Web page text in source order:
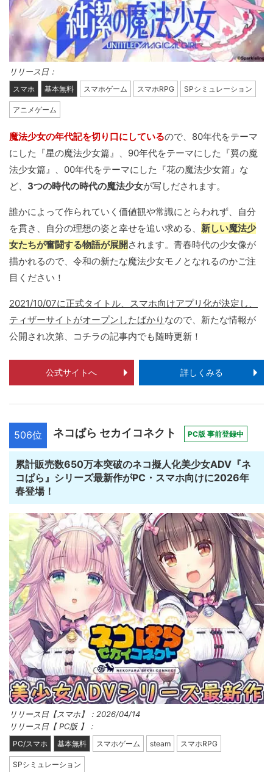
リリース日：
スマホ 基本無料 スマホゲーム スマホRPG SPシミュレーション
アニメゲーム
魔法少女の年代記を切り口にしているので、80年代をテーマ
にした『星の魔法少女篇』、90年代をテーマにした『翼の魔
法少女篇』、00年代をテーマにした『花の魔法少女篇』な
ど、 3つの時代の時代の魔法少女が写しだされます。
誰かによって作られていく価値観や常識にとらわれず、自分
を貫き、自分の理想の姿と幸せを追い求める、 新しい魔法少
女たちが奮闘する物語が展開されます。青春時代の少女像が
描かれるので、令和の新たな魔法少女モノとなれるのかご注
目ください！
2021/10/07に正式タイトル、スマホ向けアプリ化が決定し、
ティザーサイトがオープンしたばかり なので、新たな情報が
公開され次第、コチラの記事内でも随時更新！
公式サイトへ 詳しくみる
506位 ネコぱら セカイコネクト PC版 事前登録中
累計販売数650万本突破のネコ擬人化美少女ADV『ネ
コぱら』シリーズ最新作がPC・スマホ向けに2026年
春登場！
リリース日【スマホ】：2026/04/14
リリース日【 PC版 】：
PC/スマホ 基本無料 スマホゲーム steam スマホRPG
SPシミュレーション